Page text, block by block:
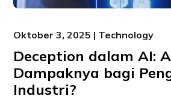
Oktober 3, 2025 | Technology
Deception dalam AI:
Dampaknya bagi
Industri?